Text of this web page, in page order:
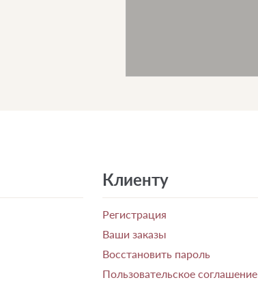
Клиенту
Регистрация
Ваши заказы
Восстановить пароль
Пользовательское соглашение